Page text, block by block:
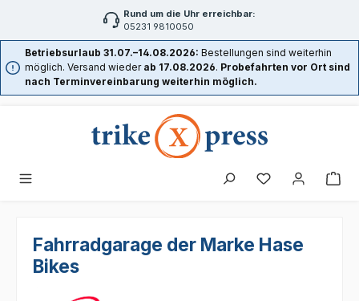
Zum Hauptinhalt springenRund um die Uhr erreichbar:
05231 9810050
Betriebsurlaub 31.07.–14.08.2026: Bestellungen sind weiterhin
möglich. Versand wieder ab 17.08.2026. Probefahrten vor Ort sind
nach Terminvereinbarung weiterhin möglich.
Fahrradgarage der Marke Hase
Bikes